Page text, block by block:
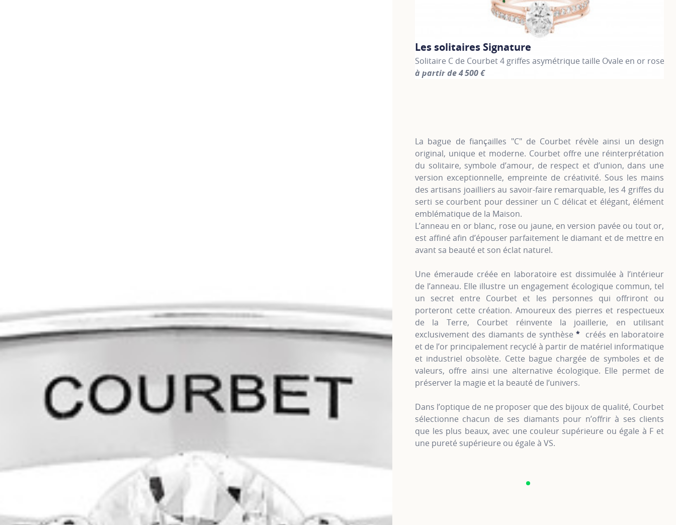
Les solitaires Signature
Solitaire C de Courbet 4 griffes asymétrique taille Ovale en or rose
à partir de 4 500 €
La bague de fiançailles "C" de Courbet révèle ainsi un design
original, unique et moderne. Courbet offre une réinterprétation
du solitaire, symbole d’amour, de respect et d’union, dans une
version exceptionnelle, empreinte de créativité. Sous les mains
des artisans joailliers au savoir-faire remarquable, les 4 griffes du
serti se courbent pour dessiner un C délicat et élégant, élément
emblématique de la Maison.
L’anneau en or blanc, rose ou jaune, en version pavée ou tout or,
est affiné afin d’épouser parfaitement le diamant et de mettre en
avant sa beauté et son éclat naturel.
Une émeraude créée en laboratoire est dissimulée à l’intérieur
de l’anneau. Elle illustre un engagement écologique commun, tel
un secret entre Courbet et les personnes qui offriront ou
porteront cette création. Amoureux des pierres et respectueux
de la Terre, Courbet réinvente la joaillerie, en utilisant
exclusivement des diamants de synthèse* SHOW TOOLTIP
créés en laboratoire
et de l’or principalement recyclé à partir de matériel informatique
et industriel obsolète. Cette bague chargée de symboles et de
valeurs, offre ainsi une alternative écologique. Elle permet de
préserver la magie et la beauté de l’univers.
Dans l’optique de ne proposer que des bijoux de qualité, Courbet
sélectionne chacun de ses diamants pour n’offrir à ses clients
que les plus beaux, avec une couleur supérieure ou égale à F et
une pureté supérieure ou égale à VS.